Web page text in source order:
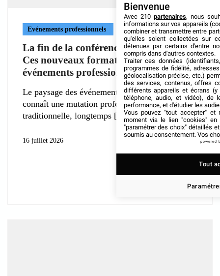
Evénements professionnels
La fin de la conférence traditionnelle ?
Ces nouveaux formats réinventent les
événements professionnels
Le paysage des événements professionnels
connaît une mutation profonde. La conférence
traditionnelle, longtemps
16 juillet 2026
Bienvenue
Avec 210 partenaires, nous
informations sur vos appareils
combiner et transmettre entre
qu'elles soient collectées sur
détenues par certains d'entre
compris dans d'autres contextes.
Traiter ces données
programmes de fidélité,
géolocalisation précise, etc.)
des services, contenus, offres
différents appareils et écrans (y
téléphone, audio, et vidéo), de
performance, et d'étudier les
Vous pouvez "tout accepter" et
moment via le lien "cookies" en
"paramétrer des choix" détaillés
soumis au consentement. Vos
powered
Tout